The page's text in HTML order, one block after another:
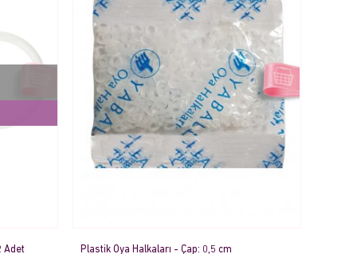
Adet Plastik Oya Halkaları - Çap: 0,5 cm